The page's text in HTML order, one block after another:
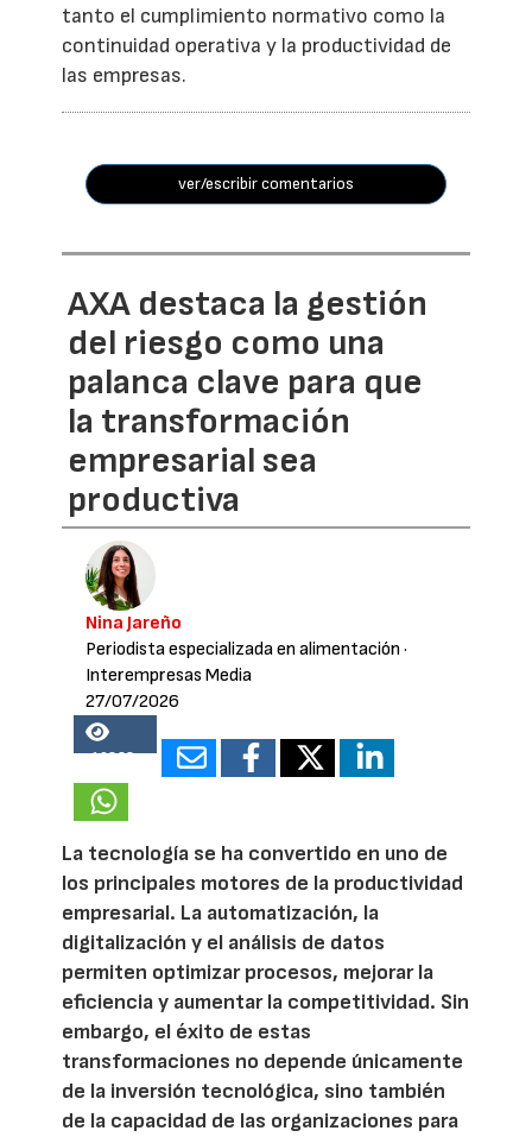
tanto el cumplimiento normativo como la
continuidad operativa y la productividad de
las empresas.
ver/escribir comentarios
AXA destaca la gestión
del riesgo como una
palanca clave para que
la transformación
empresarial sea
productiva
Nina Jareño
Periodista especializada en alimentación ·
Interempresas Media
27/07/2026
16828
La tecnología se ha convertido en uno de
los principales motores de la productividad
empresarial. La automatización, la
digitalización y el análisis de datos
permiten optimizar procesos, mejorar la
eficiencia y aumentar la competitividad. Sin
embargo, el éxito de estas
transformaciones no depende únicamente
de la inversión tecnológica, sino también
de la capacidad de las organizaciones para